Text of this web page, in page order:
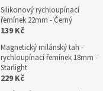
Silikonový rychloupínací
řemínek 22mm - Černý
139 Kč
Magnetický milánský tah -
rychloupínací řemínek 18mm -
Starlight
229 Kč